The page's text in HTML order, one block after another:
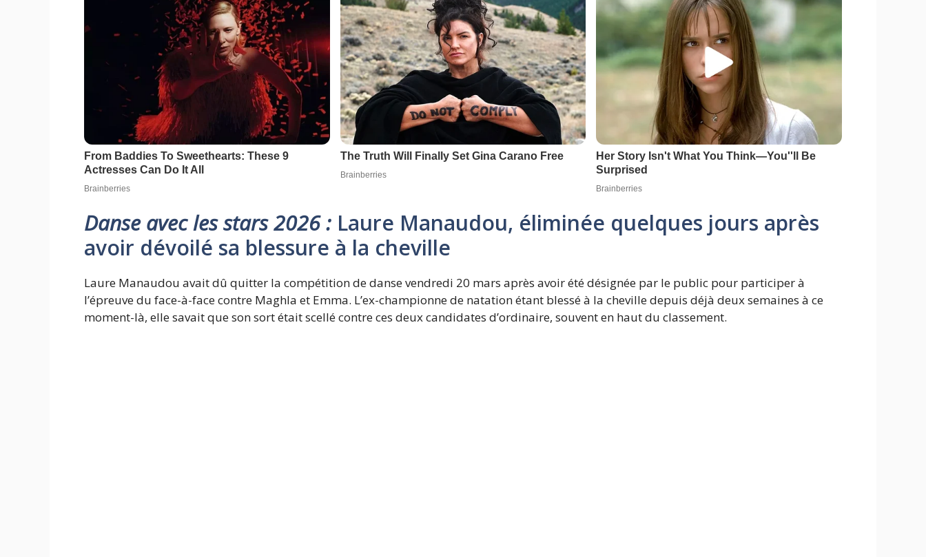
Danse avec les stars 2026 : Laure Manaudou, éliminée quelques jours après
avoir dévoilé sa blessure à la cheville
Laure Manaudou avait dû quitter la compétition de danse vendredi 20 mars après avoir été désignée par le public pour participer à
l’épreuve du face-à-face contre Maghla et Emma. L’ex-championne de natation étant blessé à la cheville depuis déjà deux semaines à ce
moment-là, elle savait que son sort était scellé contre ces deux candidates d’ordinaire, souvent en haut du classement.